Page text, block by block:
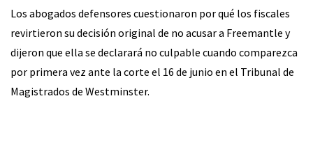
Los abogados defensores cuestionaron por qué los fiscales
revirtieron su decisión original de no acusar a Freemantle y
dijeron que ella se declarará no culpable cuando comparezca
por primera vez ante la corte el 16 de junio en el Tribunal de
Magistrados de Westminster.